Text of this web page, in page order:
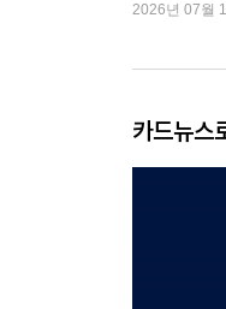
2026년 07월
카드뉴스